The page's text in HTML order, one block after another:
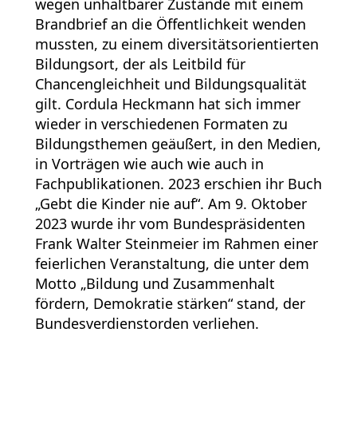
wegen unhaltbarer Zustände mit einem
Brandbrief an die Öffentlichkeit wenden
mussten, zu einem diversitätsorientierten
Bildungsort, der als Leitbild für
Chancengleichheit und Bildungsqualität
gilt. Cordula Heckmann hat sich immer
wieder in verschiedenen Formaten zu
Bildungsthemen geäußert, in den Medien,
in Vorträgen wie auch wie auch in
Fachpublikationen. 2023 erschien ihr Buch
„Gebt die Kinder nie auf“. Am 9. Oktober
2023 wurde ihr vom Bundespräsidenten
Frank Walter Steinmeier im Rahmen einer
feierlichen Veranstaltung, die unter dem
Motto „Bildung und Zusammenhalt
fördern, Demokratie stärken“ stand, der
Bundesverdienstorden verliehen.